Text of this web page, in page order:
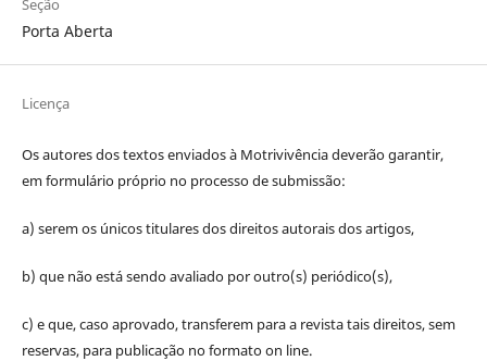
Porta Aberta
Licença
Os autores dos textos enviados à Motrivivência deverão garantir,
em formulário próprio no processo de submissão:
a) serem os únicos titulares dos direitos autorais dos artigos,
b) que não está sendo avaliado por outro(s) periódico(s),
c) e que, caso aprovado, transferem para a revista tais direitos, sem
reservas, para publicação no formato on line.